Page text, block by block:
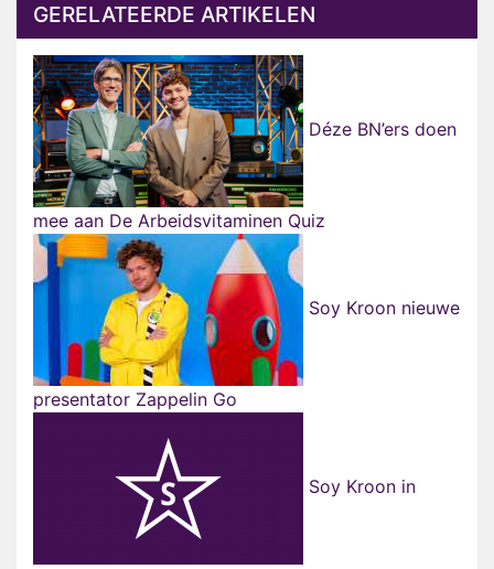
GERELATEERDE ARTIKELEN
Déze BN’ers doen
mee aan De Arbeidsvitaminen Quiz
Soy Kroon nieuwe
presentator Zappelin Go
Soy Kroon in